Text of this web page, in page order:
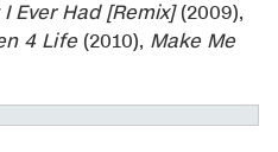
Ever Had [Remix](2009),
4 Life (2010), Make Me